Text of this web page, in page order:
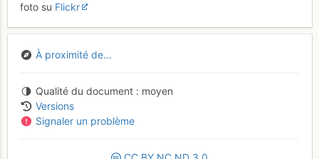
foto su Flickr
À proximité de...
Qualité du document
moyen
Versions
Signaler un problème